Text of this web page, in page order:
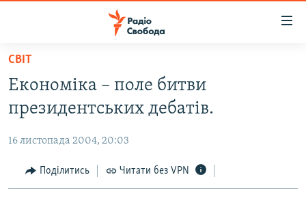
Перейти
основного
матеріалу
Перейти
до
навігації
Перейти
СТАТТІ
ПОЛІТИКА
ЕКОНОМІКА
ВІЙНА
РОСІЙСЬКА «ФІЛЬТРАЦІЯ»
СВІТ
Економіка – поле битви
президентських дебатів.
16 листопада 2004, 20:03
Поділитись Читати без VPN